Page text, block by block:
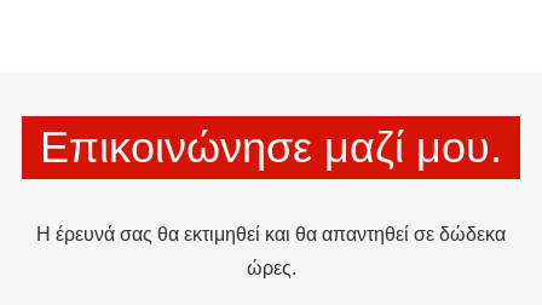
Επικοινώνησε μαζί μου.
Η έρευνά σας θα εκτιμηθεί και θα απαντηθεί σε δώδεκα
ώρες.